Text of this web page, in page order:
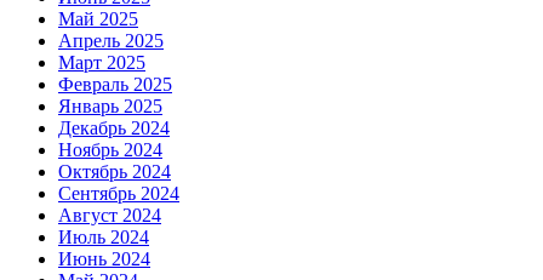
Май 2025
Апрель 2025
Март 2025
Февраль 2025
Январь 2025
Декабрь 2024
Ноябрь 2024
Октябрь 2024
Сентябрь 2024
Август 2024
Июль 2024
Июнь 2024